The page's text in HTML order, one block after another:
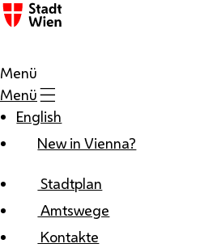
Zum Inhalt
Menü
Menü
English
New in Vienna?
Stadtplan
Amtswege
Kontakte